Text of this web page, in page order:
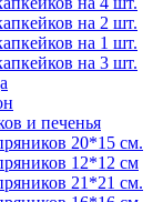
на 2 шт.
на 1 шт.
на 3 шт.
и печенья
20*15 см.
12*12 см
21*21 см.